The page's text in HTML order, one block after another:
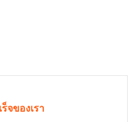
จของเรา